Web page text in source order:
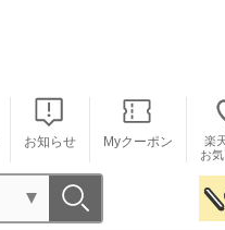
お知らせ Myクーポン
楽
お